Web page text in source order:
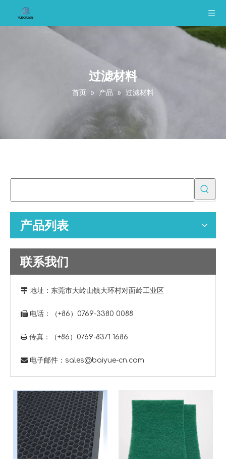
过滤材料
首页 » 产品 » 过滤材料
产品列表
联系我们
 地址： 东莞市大岭山镇大环村对面岭工业区
 电话：（+86）0769-3380 0088
 传真：（+86）0769-8371 1686
 电子邮件： sales@baiyue-cn.com